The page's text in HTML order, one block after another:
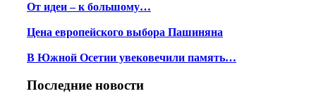
От идеи – к большому…
Цена европейского выбора Пашиняна
В Южной Осетии увековечили память…
Последние новости